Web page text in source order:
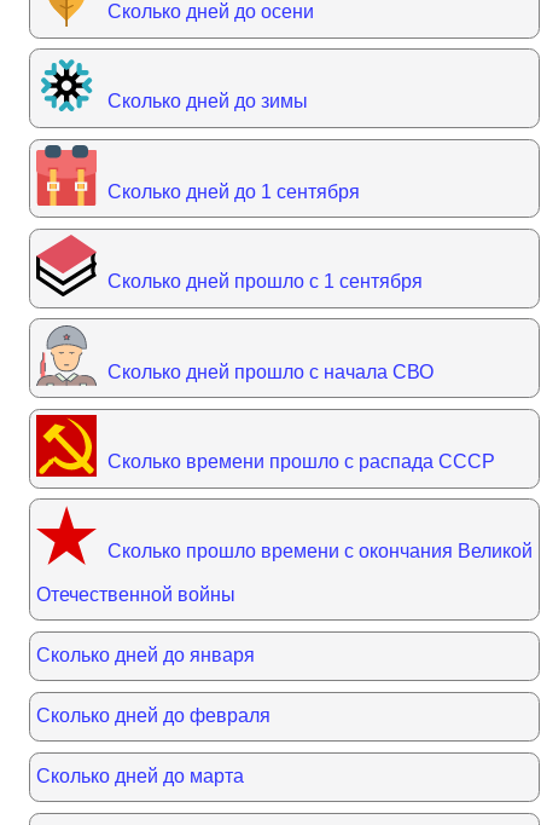
Сколько дней до осени
Сколько дней до зимы
Сколько дней до 1 сентября
Сколько дней прошло с 1 сентября
Сколько дней прошло с начала СВО
Сколько времени прошло с распада СССР
Сколько прошло времени с окончания Великой
Отечественной войны
Сколько дней до января
Сколько дней до февраля
Сколько дней до марта